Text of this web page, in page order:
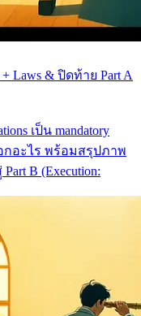
Laws & ปิดท้าย Part A
เป็น mandatory
อกอะไร พร้อมสรุปภาพ
B (Execution: